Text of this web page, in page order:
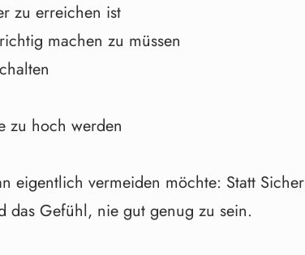
zu erreichen ist
machen zu müssen
zu hoch werden
eigentlich vermeiden möchte: Statt
das Gefühl, nie gut genug zu sein.